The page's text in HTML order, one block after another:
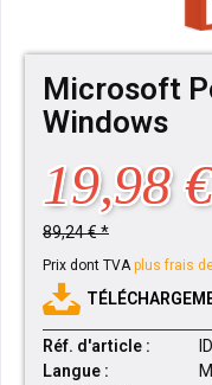
Microsoft
Windows
19,98
89,24 € *
Prix dont TVAplus frais
Réf. d'article :
Langue :